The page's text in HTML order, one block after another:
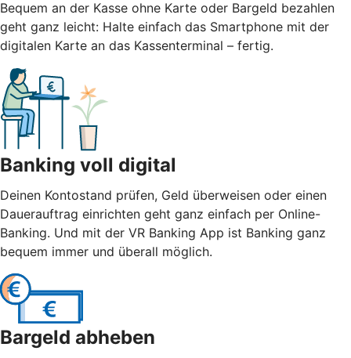
Bequem an der Kasse ohne Karte oder Bargeld bezahlen
geht ganz leicht: Halte einfach das Smartphone mit der
digitalen Karte an das Kassenterminal – fertig.
Banking voll digital
Deinen Kontostand prüfen, Geld überweisen oder einen
Dauerauftrag einrichten geht ganz einfach per Online-
Banking. Und mit der VR Banking App ist Banking ganz
bequem immer und überall möglich.
Bargeld abheben